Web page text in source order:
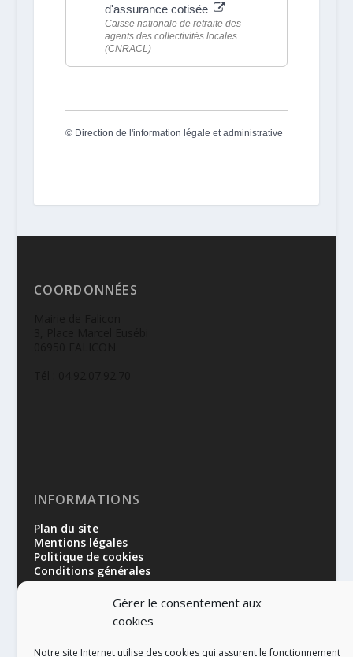
Gérer le consentement aux
cookies
Notre site Internet utilise des cookies qui assurent le fonctionnement
d'assurance cotisée
Caisse nationale de retraite des
agents des collectivités locales
(CNRACL)
© Direction de l'information légale et administrative
COORDONNÉES
INFORMATIONS
Plan du site
Mentions légales
Politique de cookies
Conditions générales